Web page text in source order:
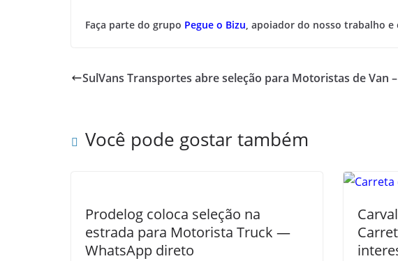
Faça parte do grupo Pegue o Bizu, apoiador do nosso trabalho e
SulVans Transportes abre seleção para Motoristas de Van
Você pode gostar também
Prodelog coloca seleção na
estrada para Motorista Truck —
WhatsApp direto